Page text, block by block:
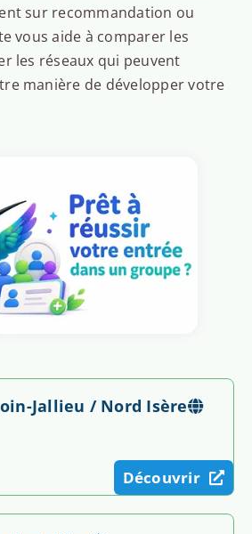
sur recommandation ou
vous aide à comparer les
les réseaux qui peuvent
manière de développer votre
Jallieu / Nord Isère
Découvrir